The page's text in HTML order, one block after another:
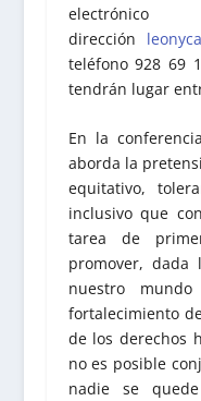
dirección
teléfono 928 69
tendrán lugar
En la
aborda la
equitativo,
inclusivo que
tarea de
promover,
nuestro
fortalecimiento
de los derechos
no es posible
nadie se